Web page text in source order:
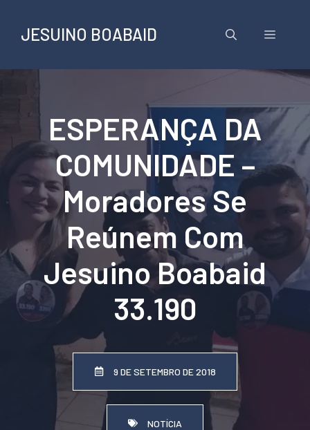
conteúdo
JESUINO BOABAID Menu
ESPERANÇA DA
COMUNIDADE –
Moradores Se
Reúnem Com
Jesuino Boabaid
33.190
9 DE SETEMBRO DE 2018
NOTÍCIA